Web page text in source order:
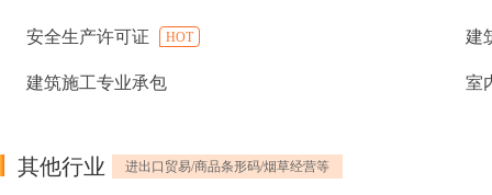
安全生产许可证 HOT 建
建筑施工专业承包 室
其他行业 进出口贸易/商品条形码/烟草经营等